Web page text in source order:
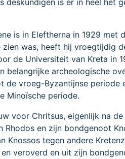
deskundigen is er in heel het
is in Eleftherna in 1929 met
was, heeft hij vroegtijdig
de Universiteit van Kreta in
belangrijke archeologische
de vroeg-Byzantijnse periode
Minoïsche periode.
voor Chritsus, eigenlijk na
en zijn bondgenoot
Knossos tegen andere
veroverd en uit zijn